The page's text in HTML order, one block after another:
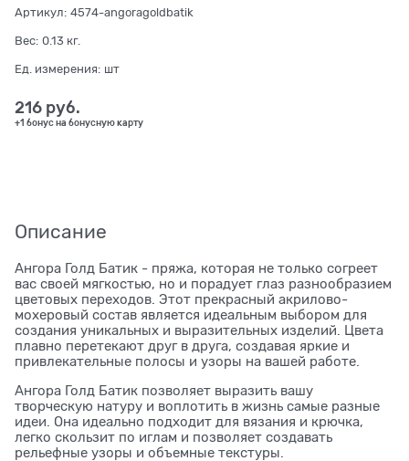
Артикул: 4574-angoragoldbatik
Вес: 0.13 кг.
Ед. измерения: шт
216 руб.
+1 бонус на бонусную карту
Описание
Ангора Голд Батик - пряжа, которая не только согреет
вас своей мягкостью, но и порадует глаз разнообразием
цветовых переходов. Этот прекрасный акрилово-
мохеровый состав является идеальным выбором для
создания уникальных и выразительных изделий. Цвета
плавно перетекают друг в друга, создавая яркие и
привлекательные полосы и узоры на вашей работе.
Ангора Голд Батик позволяет выразить вашу
творческую натуру и воплотить в жизнь самые разные
идеи. Она идеально подходит для вязания и крючка,
легко скользит по иглам и позволяет создавать
рельефные узоры и объемные текстуры.